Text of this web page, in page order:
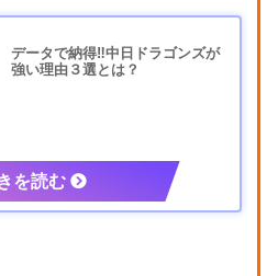
データで納得‼中日ドラゴンズが
強い理由３選とは？